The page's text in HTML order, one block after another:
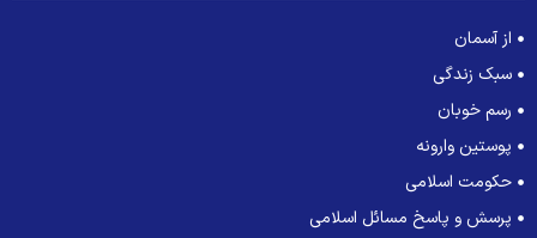
از آسمان
سبک زندگی
رسم خوبان
پوستین وارونه
حکومت اسلامی
پرسش و پاسخ مسائل اسلامی